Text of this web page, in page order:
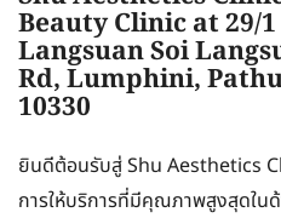
Beauty Clinic at 29/
Langsuan Soi
Rd, Lumphini,
10330
ยินดีต้อนรับสู่ Shu Aesthetics
การให้บริการที่มีคุณภาพสูงสุดใน